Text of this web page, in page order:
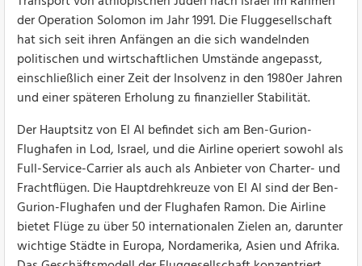
der Operation Solomon im Jahr 1991. Die Fluggesellschaft
hat sich seit ihren Anfängen an die sich wandelnden
politischen und wirtschaftlichen Umstände angepasst,
einschließlich einer Zeit der Insolvenz in den 1980er Jahren
und einer späteren Erholung zu finanzieller Stabilität.
Der Hauptsitz von El Al befindet sich am Ben-Gurion-
Flughafen in Lod, Israel, und die Airline operiert sowohl als
Full-Service-Carrier als auch als Anbieter von Charter- und
Frachtflügen. Die Hauptdrehkreuze von El Al sind der Ben-
Gurion-Flughafen und der Flughafen Ramon. Die Airline
bietet Flüge zu über 50 internationalen Zielen an, darunter
wichtige Städte in Europa, Nordamerika, Asien und Afrika.